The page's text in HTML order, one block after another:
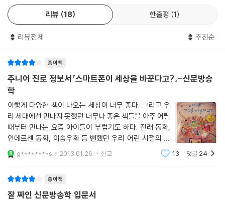
전문가들을 소개해 학문을 펼치는 활약상을 재미있는 인물 이야기로 제시
하며, 3부는 10가지 질문과 답변을 통해 학문에 대한 궁금증을 풀어 준다.
이번에 처음 출간된 세 권 중 1권 『남친의 마음을 읽을 수 있다고?』는 대중
인을 이해하는 태도의 중요성을 일깨워 준다. 또한 2권 『인류학자가 자동
차를 만든다고?』는 문화 인류학을 주제로 인간의 삶과 문화를 통해 세상을
이해하는 방법을 알려 주며, 3권 『스마트폰이 세상을 바꾼다고?』는 신문
방송학을 주제로 일상생활과 밀접한 매스 미디어와 언론의 속성을 이해할
수 있게 이끈다.
인문학적 호기심과 지적 탐구심을 북돋워 주는 구성
「주니어 대학」 시리즈의 각 권은 3부로 구성된다. 1부에서는 심리학, 문화
인류학, 신문 방송학의 핵심 주제를 다양한 실험과 흥미로운 사례를 통해
소개한다. 역사적인 실험이나 일상생활에서 겪을 수 있는 상황에서 포착해
낸 진리 또는 놀라운 사실들이 지적 호기심을 끊임없이 자극한다. 어렵지
리뷰 18 한줄평 1
리뷰전체 추천순
종이책
주니어 진로 정보서『스마트폰이 세상을 바꾼다고?』-신문방송
학
이렇게 다양한 책이 나오는 세상이 너무 좋다. 그리고 우
리 세대에선 만나지 못했던 너무나 좋은 책들을 아주 어릴
때부터 만나는 요즘 아이들이 부럽기도 하다. 전래 동화,
안데르센 동화, 이솝우화 등 뻔했던 우리 어린 시절의 도
서관 책들이 생각 난다. 요즘은 동화작가나 그림 작가도
많고, 그만큼 다양한 주제와 재미있는 이야기를 일찍이 만
g********s 2013.01.26. 신고 13 댓글 24
종이책
잘 짜인 신문방송학 입문서